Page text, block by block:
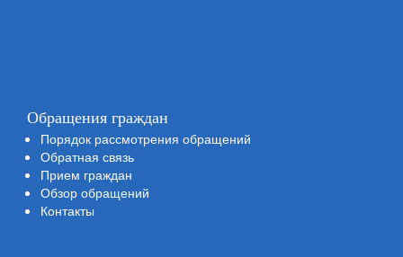
Обращения граждан
Порядок рассмотрения обращений
Обратная связь
Прием граждан
Обзор обращений
Контакты